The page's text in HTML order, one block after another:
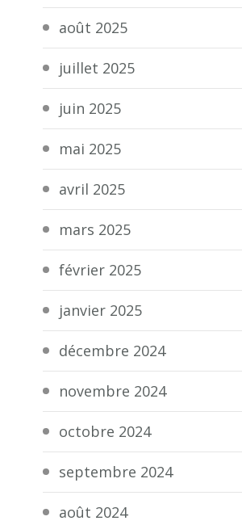
août 2025
juillet 2025
juin 2025
mai 2025
avril 2025
mars 2025
février 2025
janvier 2025
décembre 2024
novembre 2024
octobre 2024
septembre 2024
août 2024